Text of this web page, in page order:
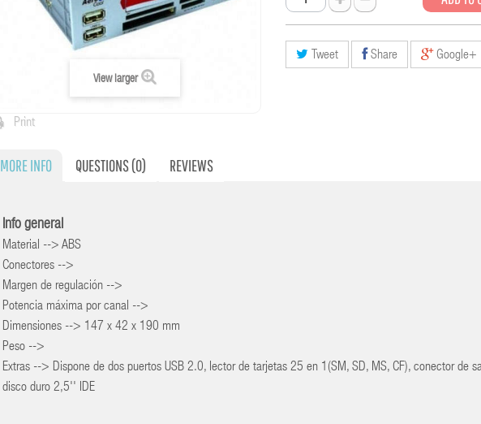
View larger
Print
Tweet Share Google+
MORE INFO QUESTIONS(0) REVIEWS
Info general
Material --> ABS
Conectores -->
Margen de regulación -->
Potencia máxima por canal -->
Dimensiones --> 147 x 42 x 190 mm
Peso -->
Extras --> Dispone de dos puertos USB 2.0, lector de tarjetas 25 en 1(SM, SD, MS, CF), conector de
disco duro 2,5'' IDE